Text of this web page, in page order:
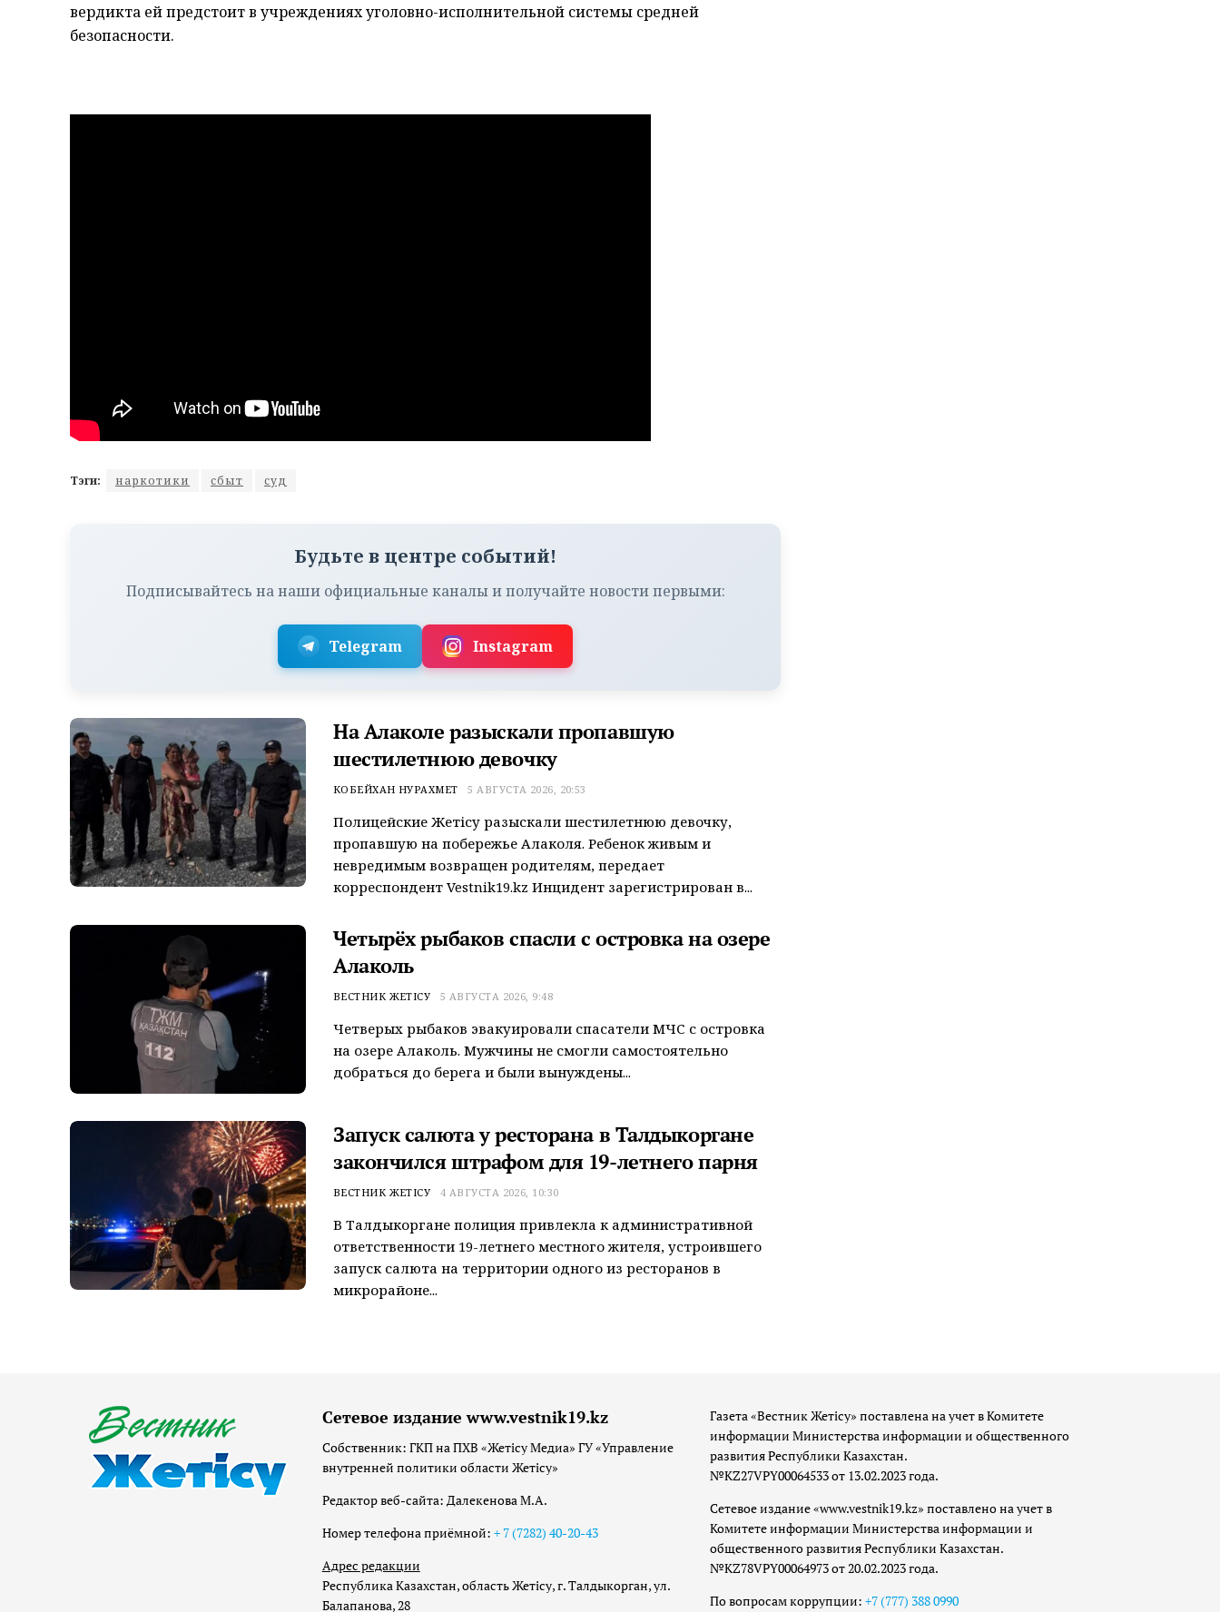
вердикта ей предстоит в учреждениях уголовно-исполнительной системы средней
безопасности.
Тэги: наркотики сбыт суд
Будьте в центре событий!
Подписывайтесь на наши официальные каналы и получайте новости первыми:
Telegram Instagram
На Алаколе разыскали пропавшую
шестилетнюю девочку
КОБЕЙХАН НУРАХМЕТ 5 АВГУСТА 2026, 20:53
Полицейские Жетісу разыскали шестилетнюю девочку,
пропавшую на побережье Алаколя. Ребенок живым и
невредимым возвращен родителям, передает
корреспондент Vestnik19.kz Инцидент зарегистрирован в...
Четырёх рыбаков спасли с островка на озере
Алаколь
ВЕСТНИК ЖЕТІСУ 5 АВГУСТА 2026, 9:48
Четверых рыбаков эвакуировали спасатели МЧС с островка
на озере Алаколь. Мужчины не смогли самостоятельно
добраться до берега и были вынуждены...
Запуск салюта у ресторана в Талдыкоргане
закончился штрафом для 19-летнего парня
ВЕСТНИК ЖЕТІСУ 4 АВГУСТА 2026, 10:30
В Талдыкоргане полиция привлекла к административной
ответственности 19-летнего местного жителя, устроившего
запуск салюта на территории одного из ресторанов в
микрорайоне...
Сетевое издание www.vestnik19.kz
Собственник: ГКП на ПХВ «Жетісу Медиа» ГУ «Управление
внутренней политики области Жетісу»
Редактор веб-сайта: Далекенова М.А.
Номер телефона приёмной: + 7 (7282) 40-20-43
Адрес редакции
Республика Казахстан, область Жетісу, г. Талдыкорган, ул.
Балапанова, 28
Газета «Вестник Жетісу» поставлена на учет в Комитете
информации Министерства информации и общественного
развития Республики Казахстан.
№KZ27VPY00064533 от 13.02.2023 года.
Сетевое издание «www.vestnik19.kz» поставлено на учет в
Комитете информации Министерства информации и
общественного развития Республики Казахстан.
№KZ78VPY00064973 от 20.02.2023 года.
По вопросам коррупции: +7 (777) 388 0990